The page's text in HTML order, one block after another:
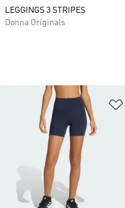
LEGGINGS 3 STRIPES
Donna Originals